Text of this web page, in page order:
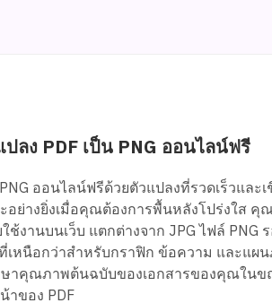
ปลง PDF เป็น PNG ออนไลน์ฟรี
ออนไลน์ฟรีด้วยตัวแปลงที่รวดเร็วและ
ะอย่างยิ่งเมื่อคุณต้องการพื้นหลังโปร่งใส
งานบนเว็บ แตกต่างจาก JPG ไฟล์ PNG
หนือกว่าสำหรับกราฟิก ข้อความ และแผน
ษาคุณภาพต้นฉบับของเอกสารของคุณในข
าของ PDF